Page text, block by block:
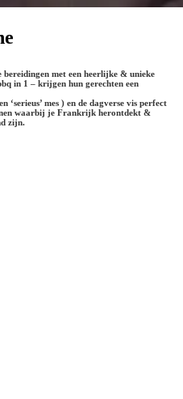
met een heerlijke & unieke
in 1 – krijgen hun gerechten een
‘serieus’ mes ) en de dagverse vis perfect
waarbij je Frankrijk herontdekt &
zijn.